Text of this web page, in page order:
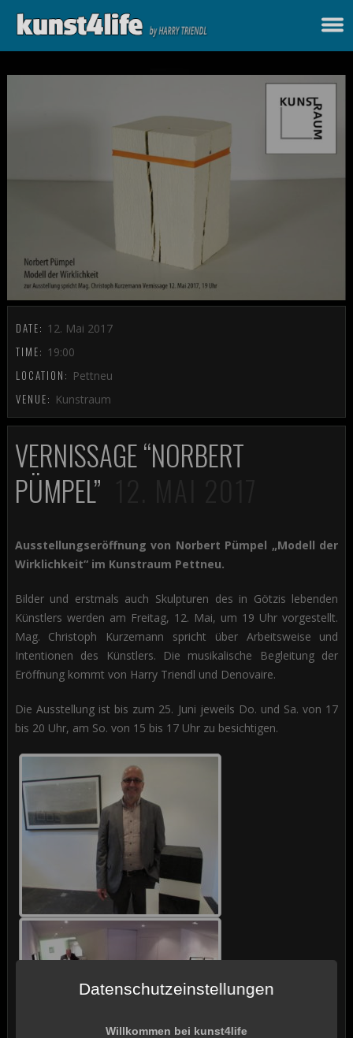
DATE: 12. Mai 2017
TIME: 19:00
LOCATION: Pettneu
VENUE: Kunstraum
VERNISSAGE “NORBERT
PÜMPEL”
Ausstellungseröffnung von Norbert Pümpel „Modell der
Wirklichkeit“ im Kunstraum Pettneu.
Bilder und erstmals auch Skulpturen des in Götzis lebenden
Künstlers werden am Freitag, 12. Mai, um 19 Uhr vorgestellt.
Mag. Christoph Kurzemann spricht über Arbeitsweise und
Intentionen des Künstlers. Die musikalische Begleitung der
Eröffnung kommt von Harry Triendl und Denovaire.
Die Ausstellung ist bis zum 25. Juni jeweils Do. und Sa. von 17
bis 20 Uhr, am So. von 15 bis 17 Uhr zu besichtigen.
Datenschutzeinstellungen
Willkommen bei kunst4life